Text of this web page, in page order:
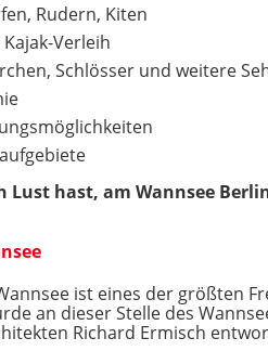
Rudern, Kiten
Verleih
Schlösser und weitere
Lust hast, am Wannsee
ist eines der größten
an dieser Stelle des
Richard Ermisch